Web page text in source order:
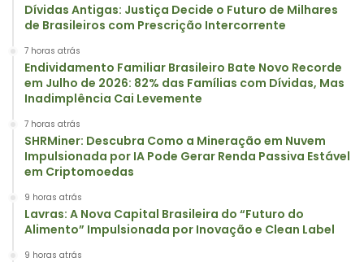
Dívidas Antigas: Justiça Decide o Futuro de Milhares
de Brasileiros com Prescrição Intercorrente
7 horas atrás
Endividamento Familiar Brasileiro Bate Novo Recorde
em Julho de 2026: 82% das Famílias com Dívidas, Mas
Inadimplência Cai Levemente
7 horas atrás
SHRMiner: Descubra Como a Mineração em Nuvem
Impulsionada por IA Pode Gerar Renda Passiva Estável
em Criptomoedas
9 horas atrás
Lavras: A Nova Capital Brasileira do “Futuro do
Alimento” Impulsionada por Inovação e Clean Label
9 horas atrás